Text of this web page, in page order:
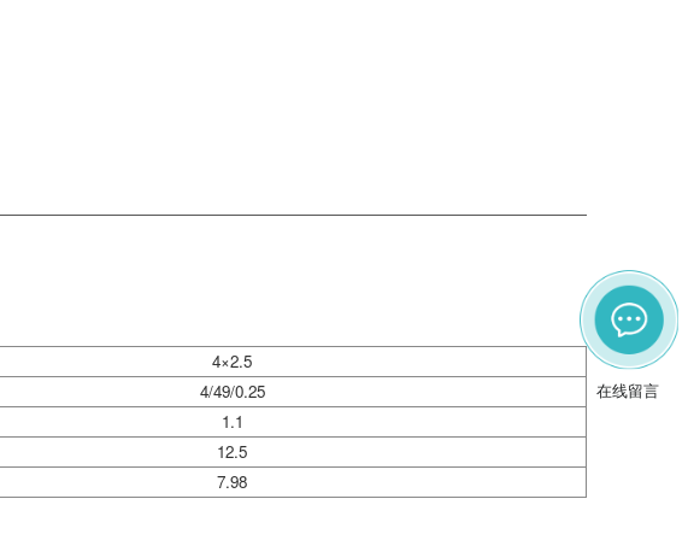
4×2.5
4/49/0.25
1.1
12.5
7.98
在线留言